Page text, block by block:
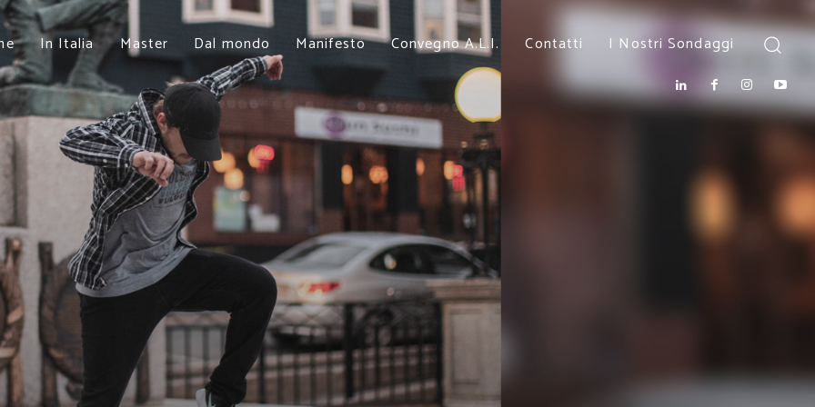
In Italia Master Dal mondo Manifesto Convegno A.L.I. Contatti I Nostri Sondaggi